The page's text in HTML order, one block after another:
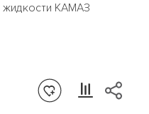
КАМАЗ